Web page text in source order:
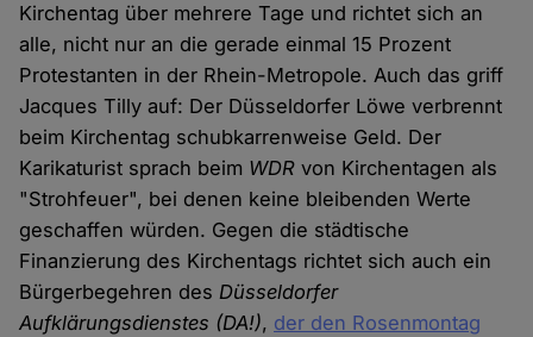
Kirchentag über mehrere Tage und richtet sich an
alle, nicht nur an die gerade einmal 15 Prozent
Protestanten in der Rhein-Metropole. Auch das griff
Jacques Tilly auf: Der Düsseldorfer Löwe verbrennt
beim Kirchentag schubkarrenweise Geld. Der
Karikaturist sprach beim WDR von Kirchentagen als
"Strohfeuer", bei denen keine bleibenden Werte
geschaffen würden. Gegen die städtische
Finanzierung des Kirchentags richtet sich auch ein
Bürgerbegehren desDüsseldorfer
Aufklärungsdienstes (DA!), der den Rosenmontag